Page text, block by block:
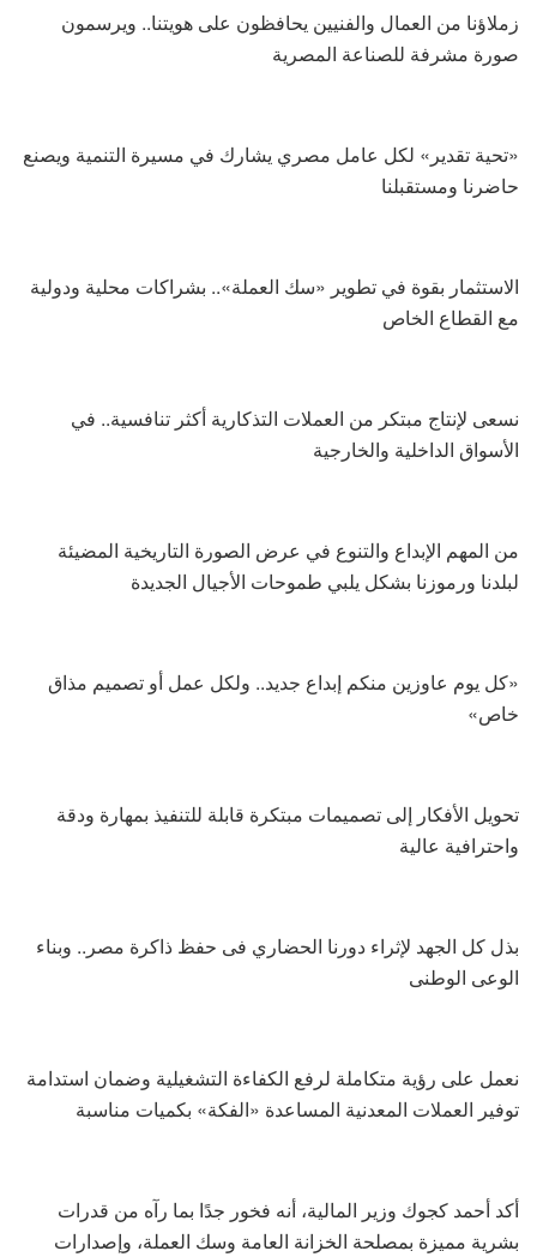
زملاؤنا من العمال والفنيين يحافظون على هويتنا.. ويرسمون
صورة مشرفة للصناعة المصرية
«تحية تقدير» لكل عامل مصري يشارك في مسيرة التنمية ويصنع
حاضرنا ومستقبلنا
الاستثمار بقوة في تطوير «سك العملة».. بشراكات محلية ودولية
مع القطاع الخاص
نسعى لإنتاج مبتكر من العملات التذكارية أكثر تنافسية.. في
الأسواق الداخلية والخارجية
من المهم الإبداع والتنوع في عرض الصورة التاريخية المضيئة
لبلدنا ورموزنا بشكل يلبي طموحات الأجيال الجديدة
«كل يوم عاوزين منكم إبداع جديد.. ولكل عمل أو تصميم مذاق
خاص»
تحويل الأفكار إلى تصميمات مبتكرة قابلة للتنفيذ بمهارة ودقة
واحترافية عالية
بذل كل الجهد لإثراء دورنا الحضاري فى حفظ ذاكرة مصر.. وبناء
الوعى الوطنى
نعمل على رؤية متكاملة لرفع الكفاءة التشغيلية وضمان استدامة
توفير العملات المعدنية المساعدة «الفكة» بكميات مناسبة
أكد أحمد كجوك وزير المالية، أنه فخور جدًا بما رآه من قدرات
بشرية مميزة بمصلحة الخزانة العامة وسك العملة، وإصدارات